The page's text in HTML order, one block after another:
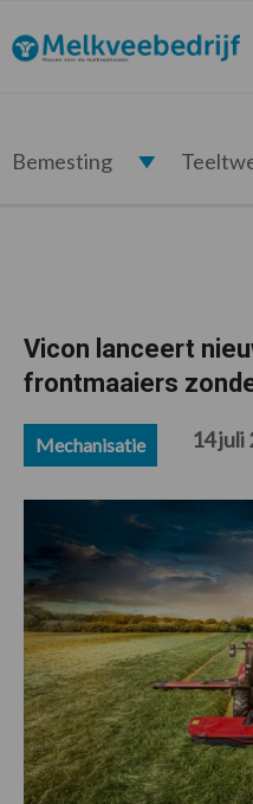
de
hoofdnavigatie
de
hoofd
de
eerste
de
voettekst
Melkveebedrijf.nl
Bemesting
Vicon lanceert
frontmaaiers
Mechanisatie 14 juli